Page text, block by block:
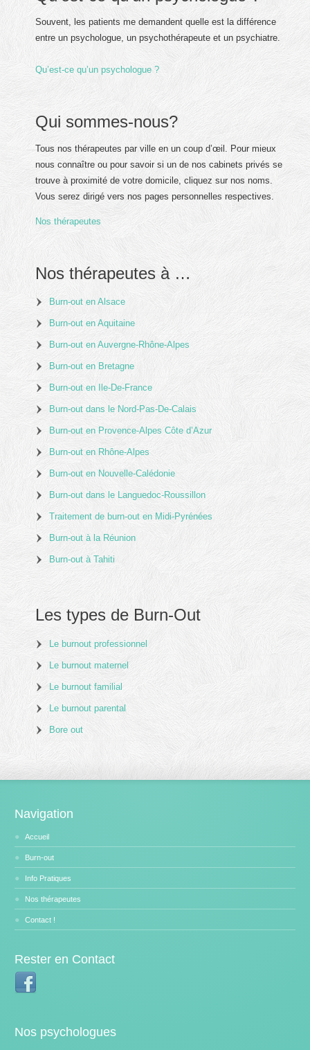
Souvent, les patients me demandent quelle est la différence
entre un psychologue, un psychothérapeute et un psychiatre.
Qu’est-ce qu’un psychologue ?
Qui sommes-nous?
Tous nos thérapeutes par ville en un coup d’œil. Pour mieux
nous connaître ou pour savoir si un de nos cabinets privés se
trouve à proximité de votre domicile, cliquez sur nos noms.
Vous serez dirigé vers nos pages personnelles respectives.
Nos thérapeutes
Nos thérapeutes à …
Burn-out en Alsace
Burn-out en Aquitaine
Burn-out en Auvergne-Rhône-Alpes
Burn-out en Bretagne
Burn-out en Ile-De-France
Burn-out dans le Nord-Pas-De-Calais
Burn-out en Provence-Alpes Côte d’Azur
Burn-out en Rhône-Alpes
Burn-out en Nouvelle-Calédonie
Burn-out dans le Languedoc-Roussillon
Traitement de burn-out en Midi-Pyrénées
Burn-out à la Réunion
Burn-out à Tahiti
Les types de Burn-Out
Le burnout professionnel
Le burnout maternel
Le burnout familial
Le burnout parental
Bore out
Navigation
Accueil
Burn-out
Info Pratiques
Nos thérapeutes
Contact !
Rester en Contact
Nos psychologues